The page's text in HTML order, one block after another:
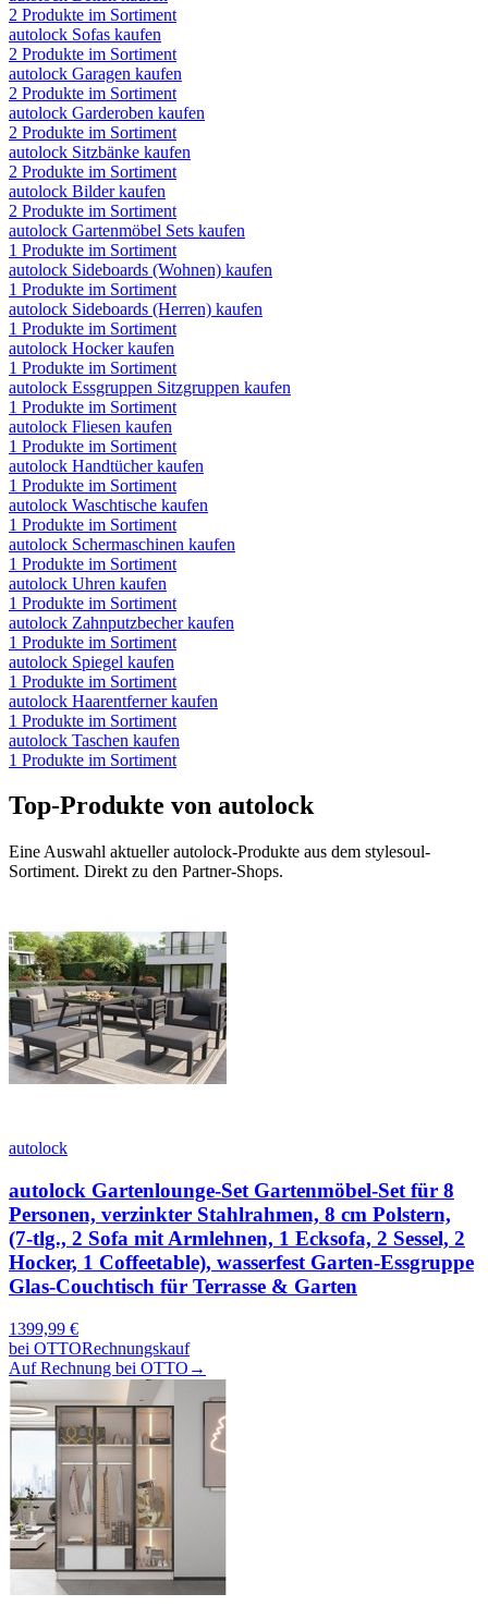
2 Produkte im Sortiment
autolock Sofas kaufen
2 Produkte im Sortiment
autolock Garagen kaufen
2 Produkte im Sortiment
autolock Garderoben kaufen
2 Produkte im Sortiment
autolock Sitzbänke kaufen
2 Produkte im Sortiment
autolock Bilderkaufen
2 Produkte im Sortiment
autolock Gartenmöbel Sets kaufen
1 Produkte im Sortiment
autolock Sideboards (Wohnen) kaufen
1 Produkte im Sortiment
autolock Sideboards (Herren) kaufen
1 Produkte im Sortiment
autolock Hockerkaufen
1 Produkte im Sortiment
autolock Essgruppen Sitzgruppen kaufen
1 Produkte im Sortiment
autolock Fliesen kaufen
1 Produkte im Sortiment
autolock Handtücherkaufen
1 Produkte im Sortiment
autolock Waschtische kaufen
1 Produkte im Sortiment
autolock Schermaschinen kaufen
1 Produkte im Sortiment
autolock Uhren kaufen
1 Produkte im Sortiment
autolock Zahnputzbecherkaufen
1 Produkte im Sortiment
autolock Spiegel kaufen
1 Produkte im Sortiment
autolock Haarentfernerkaufen
1 Produkte im Sortiment
autolock Taschen kaufen
1 Produkte im Sortiment
Top-Produkte von autolock
Eine Auswahl aktuellerautolock-Produkte aus dem stylesoul-
Sortiment. Direkt zu den Partner-Shops.
autolock
autolock Gartenlounge-Set Gartenmöbel-Set für 8
Personen, verzinkter Stahlrahmen, 8 cm Polstern,
(7-tlg., 2 Sofa mit Armlehnen, 1 Ecksofa, 2 Sessel, 2
Hocker, 1 Coffeetable), wasserfest Garten-Essgruppe
Glas-Couchtisch für Terrasse & Garten
1399,99 €
bei OTTORechnungskauf
Auf Rechnung bei OTTO →